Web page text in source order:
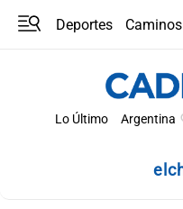
Deportes Caminos
Lo Último Argentina